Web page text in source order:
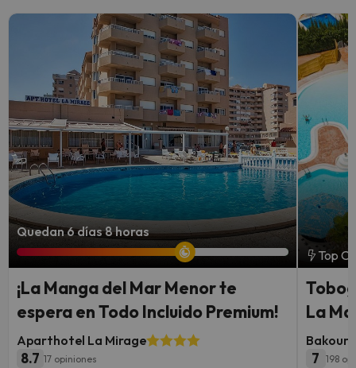
Quedan 6 días 8 horas
¡La Manga del Mar Menor te
espera en Todo Incluido Premium!
Aparthotel La Mirage
8.7 17 opiniones
Top
La
Bakour
7 198